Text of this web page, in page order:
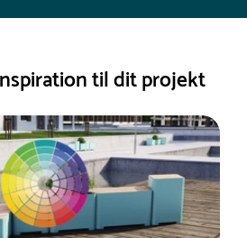
til dit projekt